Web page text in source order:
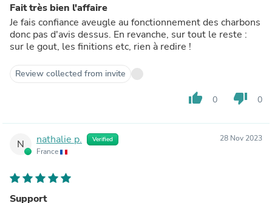
Fait très bien l'affaire
Je fais confiance aveugle au fonctionnement des charbons
donc pas d'avis dessus. En revanche, sur tout le reste :
sur le gout, les finitions etc, rien à redire !
Review collected from invite
thumb_up 0 thumb_down 0
N nathalie p. Verified
France
28 Nov 2023
Support